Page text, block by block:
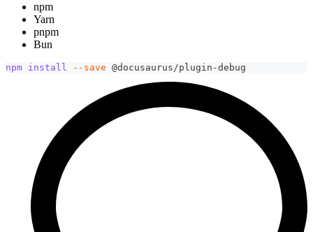
npm
Yarn
pnpm
Bun
npm install --save @docusaurus/plugin-debug